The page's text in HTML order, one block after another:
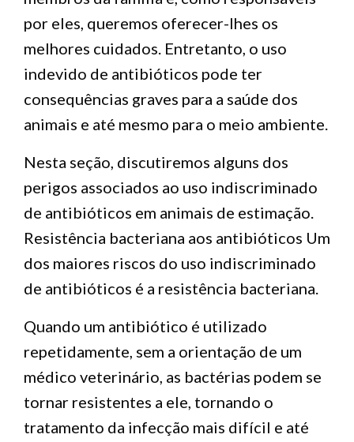
por eles, queremos oferecer-lhes os
melhores cuidados. Entretanto, o uso
indevido de antibióticos pode ter
consequências graves para a saúde dos
animais e até mesmo para o meio ambiente.
Nesta seção, discutiremos alguns dos
perigos associados ao uso indiscriminado
de antibióticos em animais de estimação.
Resistência bacteriana aos antibióticos Um
dos maiores riscos do uso indiscriminado
de antibióticos é a resistência bacteriana.
Quando um antibiótico é utilizado
repetidamente, sem a orientação de um
médico veterinário, as bactérias podem se
tornar resistentes a ele, tornando o
tratamento da infecção mais difícil e até